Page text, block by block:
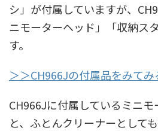
シ」が付属していますが、
ニモーターヘッド」「収納ス
す。
＞＞CH966Jの付属品をみてみ
CH966Jに付属しているミニ
と、ふとんクリーナーとして